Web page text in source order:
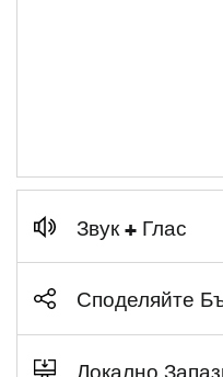
Звук + Глас
Споделяйте
Локално